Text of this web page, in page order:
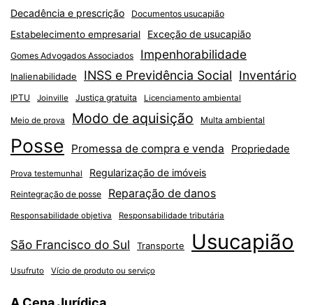
Decadência e prescrição Documentos usucapião
Estabelecimento empresarial Exceção de usucapião
Gomes Advogados Associados Impenhorabilidade
Inalienabilidade INSS e Previdência Social Inventário
IPTU Joinville Justiça gratuita Licenciamento ambiental
Meio de prova Modo de aquisição Multa ambiental
Posse Promessa de compra e venda Propriedade
Prova testemunhal Regularização de imóveis
Reintegração de posse Reparação de danos
Responsabilidade objetiva Responsabilidade tributária
São Francisco do Sul Transporte Usucapião
Usufruto Vício de produto ou serviço